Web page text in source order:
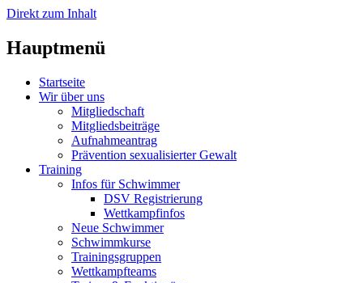
Direkt zum Inhalt
Hauptmenü
Startseite
Wir über uns
Mitgliedschaft
Mitgliedsbeiträge
Aufnahmeantrag
Prävention sexualisierter Gewalt
Training
Infos für Schwimmer
DSV Registrierung
Wettkampfinfos
Neue Schwimmer
Schwimmkurse
Trainingsgruppen
Wettkampfteams